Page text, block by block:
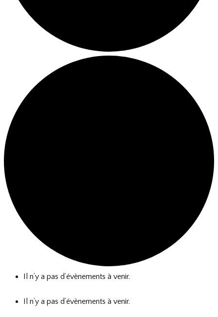
Il n’y a pas d’évènements à venir.
Il n’y a pas d’évènements à venir.